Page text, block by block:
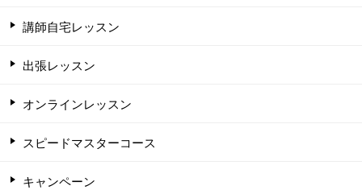
講師自宅レッスン
出張レッスン
オンラインレッスン
スピードマスターコース
キャンペーン